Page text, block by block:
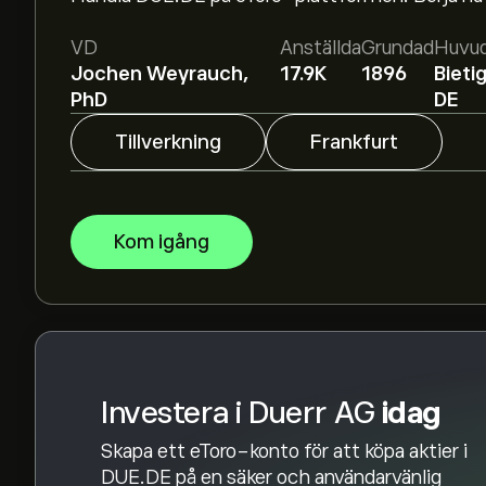
VD
Jochen Weyrauch,
PhD
Anställda
17.9K
Grundad
1896
DE
Tillverkning
Frankfurt
Kom igång
Investera i Duerr AG idag
Skapa ett eToro-konto för att köpa aktier i
DUE.DE på en säker och användarvänlig
Aktieanalytiker erbjuder prisprognoser för
rapporter och förväntad tillväxt. Se den
Börsvärdet för Duerr AG är 1.29B‎€‎